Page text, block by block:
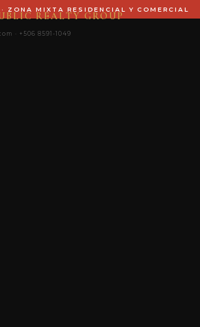
· ZONA MIXTA RESIDENCIAL Y COMERCIAL
REALTY GROUP
· +506 8591-1049